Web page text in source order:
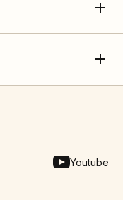
Youtube